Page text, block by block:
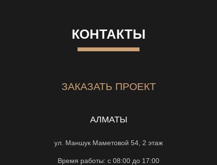
КОНТАКТЫ
ЗАКАЗАТЬ ПРОЕКТ
АЛМАТЫ
ул. Маншук Маметовой 54, 2 этаж
Время работы: с 08:00 до 17:00